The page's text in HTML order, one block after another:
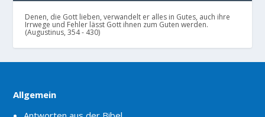
Denen, die Gott lieben, verwandelt er alles in Gutes, auch ihre
Irrwege und Fehler lässt Gott ihnen zum Guten werden.
(Augustinus, 354 - 430)
Allgemein